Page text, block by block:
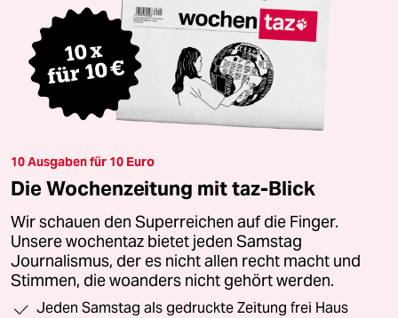
10 Ausgaben für 10 Euro
Die Wochenzeitung mit taz-Blick
Wir schauen den Superreichen auf die Finger.
Unsere wochentaz bietet jeden Samstag
Journalismus, der es nicht allen recht macht und
Stimmen, die woanders nicht gehört werden.
Jeden Samstag als gedruckte Zeitung frei Haus